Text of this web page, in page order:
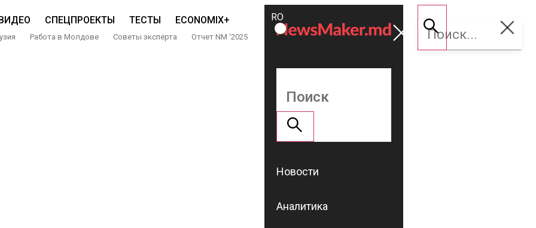
СПЕЦПРОЕКТЫ ТЕСТЫ ECONOMIX+
Работа в Молдове Советы эксперта Отчет NM ‘2025
ROMÂNĂ
RU
Поддержать
NM
Новости
Аналитика